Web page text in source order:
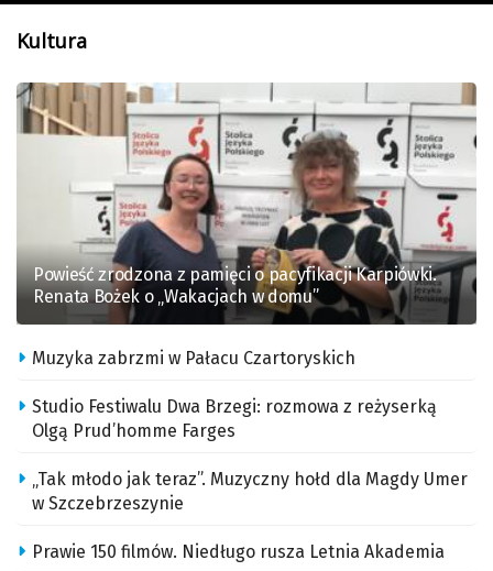
Kultura
Powieść zrodzona z pamięci o pacyfikacji Karpiówki.
Renata Bożek o „Wakacjach w domu”
Muzyka zabrzmi w Pałacu Czartoryskich
Studio Festiwalu Dwa Brzegi: rozmowa z reżyserką
Olgą Prud’homme Farges
„Tak młodo jak teraz”. Muzyczny hołd dla Magdy Umer
w Szczebrzeszynie
Prawie 150 filmów. Niedługo rusza Letnia Akademia